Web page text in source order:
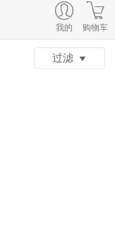
我的 购物车
过滤